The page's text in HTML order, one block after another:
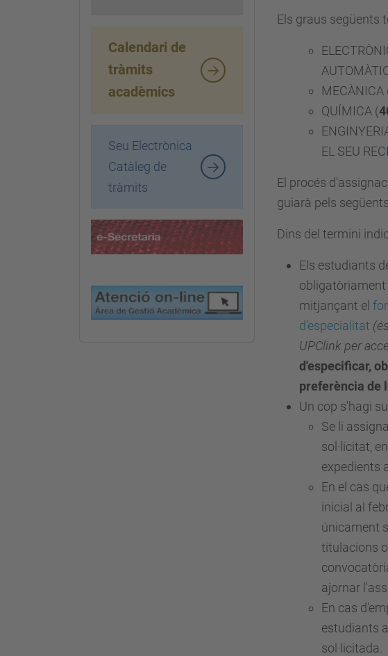
Els graus següents
MECÀNICA
QUÍMICA (
EL SEU
El procés
guiarà pels
Dins del termini
Els estudiants
mitjançant el
d'especialitat
UPClink per
d'especificar,
preferència de
Un cop s'hagi
Se li
sol·licitat,
expedients
En el cas
inicial al
únicament
titulacions
ajornar
En cas
estudiants
sol·licitada.
Calendari de
tràmits
acadèmics
Seu Electrònica
Catàleg de
tràmits